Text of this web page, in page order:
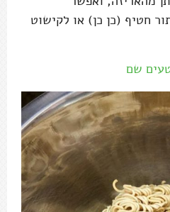
חטיף (כן כן) או לקישוט
שם